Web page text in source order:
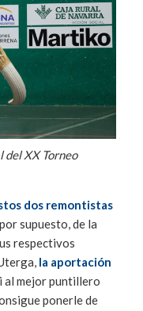
XX Torneo
dos remontistas
supuesto, de la
respectivos
la aportación
al mejor puntillero
ponerle de